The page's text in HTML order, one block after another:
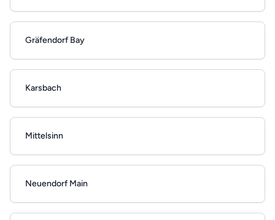
Gräfendorf Bay
Karsbach
Mittelsinn
Neuendorf Main